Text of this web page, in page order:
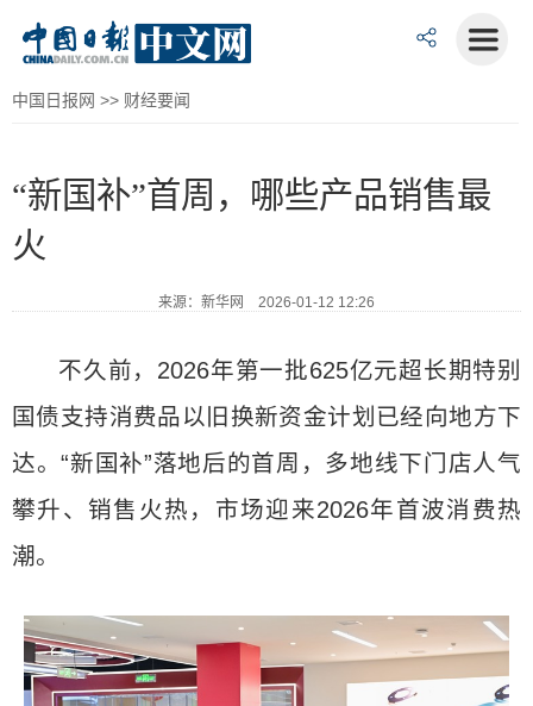
中国日报网 >> 财经要闻
“新国补”首周，哪些产品销售最
火
来源：新华网 2026-01-12 12:26
不久前，2026年第一批625亿元超长期特别
国债支持消费品以旧换新资金计划已经向地方下
达。“新国补”落地后的首周，多地线下门店人气
攀升、销售火热，市场迎来2026年首波消费热
潮。